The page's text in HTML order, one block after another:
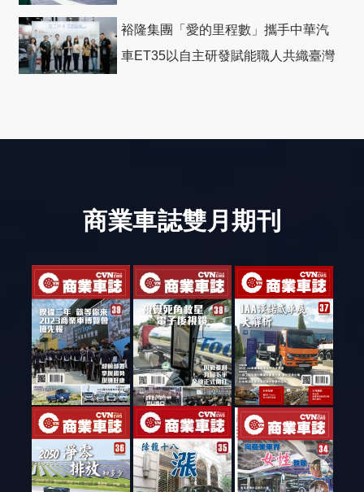
裕隆集團「愛的里程數」攜手中華汽
車ET35以自主研發賦能職人共織臺灣
商業車誌雙月期刊